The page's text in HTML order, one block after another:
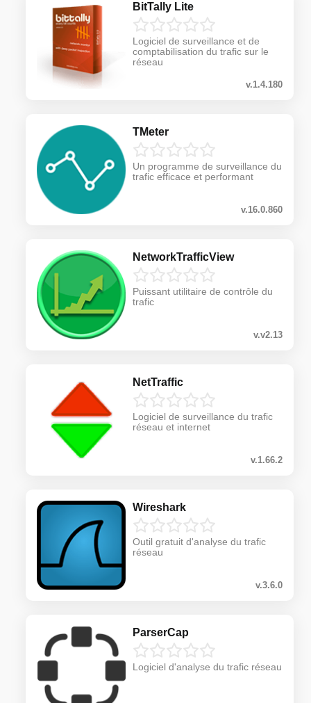
BitTally Lite
Logiciel de surveillance et de
comptabilisation du trafic sur le
réseau
v.1.4.180
TMeter
Un programme de surveillance du
trafic efficace et performant
v.16.0.860
NetworkTrafficView
Puissant utilitaire de contrôle du
trafic
v.v2.13
NetTraffic
Logiciel de surveillance du trafic
réseau et internet
v.1.66.2
Wireshark
Outil gratuit d'analyse du trafic
réseau
v.3.6.0
ParserCap
Logiciel d'analyse du trafic réseau